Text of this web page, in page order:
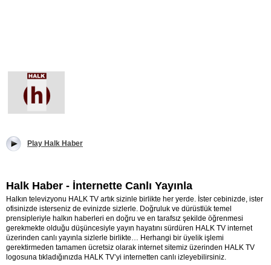
Play Halk Haber
Halk Haber - İnternette Canlı Yayınla
Halkın televizyonu HALK TV artık sizinle birlikte her yerde. İster cebinizde, ister
ofisinizde isterseniz de evinizde sizlerle. Doğruluk ve dürüstlük temel
prensipleriyle halkın haberleri en doğru ve en tarafsız şekilde öğrenmesi
gerekmekte olduğu düşüncesiyle yayın hayatını sürdüren HALK TV internet
üzerinden canlı yayınla sizlerle birlikte… Herhangi bir üyelik işlemi
gerektirmeden tamamen ücretsiz olarak internet sitemiz üzerinden HALK TV
logosuna tıkladığınızda HALK TV’yi internetten canlı izleyebilirsiniz.